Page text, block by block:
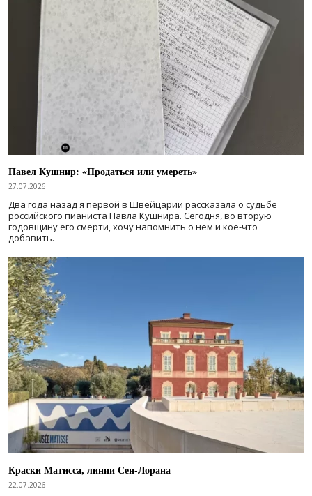
Павел Кушнир: «Продаться или умереть»
27.07.2026
Два года назад я первой в Швейцарии рассказала о судьбе
российского пианиста Павла Кушнира. Сегодня, во вторую
годовщину его смерти, хочу напомнить о нем и кое-что
добавить.
Краски Матисса, линии Сен-Лорана
22.07.2026